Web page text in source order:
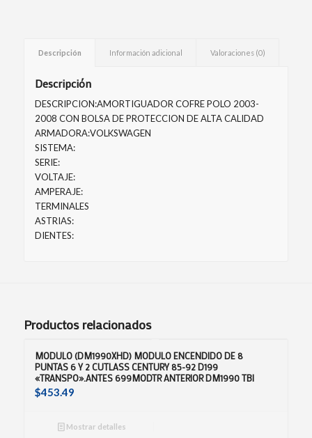
Descripción Información adicional Valoraciones (0)
Descripción
DESCRIPCION:AMORTIGUADOR COFRE POLO 2003-
2008 CON BOLSA DE PROTECCION DE ALTA CALIDAD
ARMADORA:VOLKSWAGEN
SISTEMA:
SERIE:
VOLTAJE:
AMPERAJE:
TERMINALES
ASTRIAS:
DIENTES:
Productos relacionados
MODULO (DM1990XHD) MODULO ENCENDIDO DE 8
PUNTAS 6 Y 2 CUTLASS CENTURY 85-92 D199
«TRANSPO».ANTES 699MODTR ANTERIOR DM1990 TBI
$453.49
Mostrar detalles